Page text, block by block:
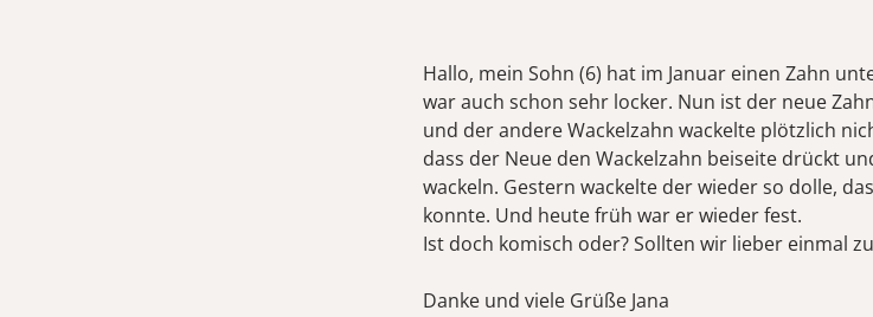
Hallo, mein Sohn (6) hat im Januar einen Zahn
war auch schon sehr locker. Nun ist der neue
und der andere Wackelzahn wackelte plötzlich
dass der Neue den Wackelzahn beiseite drückt
wackeln. Gestern wackelte der wieder so dolle,
konnte. Und heute früh war er wieder fest.
Ist doch komisch oder? Sollten wir lieber einmal
Danke und viele Grüße Jana